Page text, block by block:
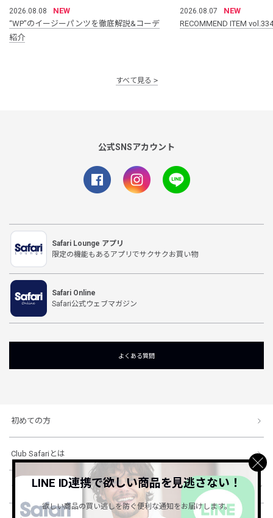
2026.08.08
NEW
“WP”のイージーパンツを徹底解説&コーデ
紹介
2026.08.07
NEW
RECOMMEND ITEM vol.334
すべて見る
公式SNSアカウント
Safari Lounge アプリ
限定の機能もあるアプリでサクサクお買い物
Safari Online
Safari公式ウェブマガジン
よくある質問
初めての方
Club Safariとは
ショッピングガイド
LINE ID連携で欲しい商品を見逃さない！
欲しい商品の買い逃しを防ぐ便利な通知をお届けします。